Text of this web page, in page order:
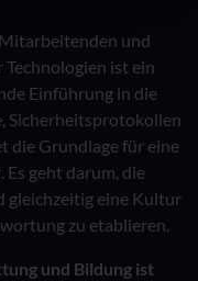
Mitarbeitenden und
ist ein
Einführung in die
Sicherheitsprotokollen
die Grundlage für eine
geht darum, die
gleichzeitig eine Kultur
zu etablieren.
und Bildung ist